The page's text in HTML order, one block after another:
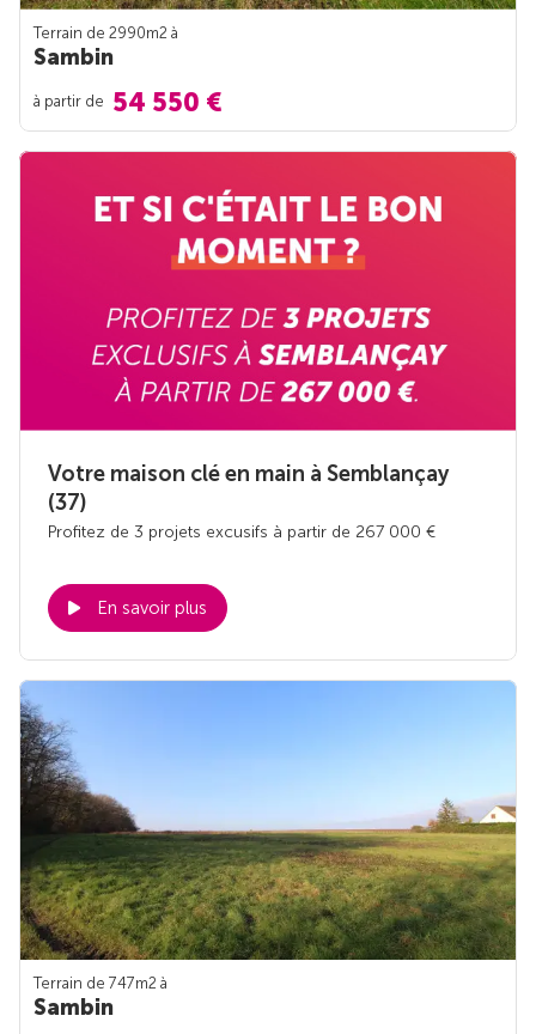
Terrain de 2990m2 à
Sambin
à partir de 54 550 €
Votre maison clé en main à Semblançay
(37)
Profitez de 3 projets excusifs à partir de 267 000 €
En savoir plus
Terrain de 747m2 à
Sambin